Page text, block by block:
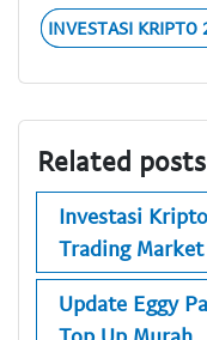
INVESTASI
Related posts
Investasi
Trading Market
Update Eggy